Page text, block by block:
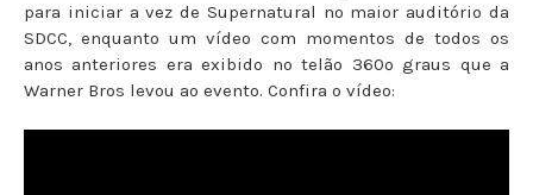
para iniciar a vez de Supernatural no maior auditório da
SDCC, enquanto um vídeo com momentos de todos os
anos anteriores era exibido no telão 360º graus que a
Warner Bros levou ao evento. Confira o vídeo: